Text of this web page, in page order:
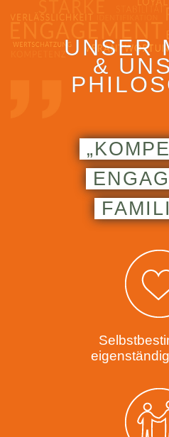
UNSER
&